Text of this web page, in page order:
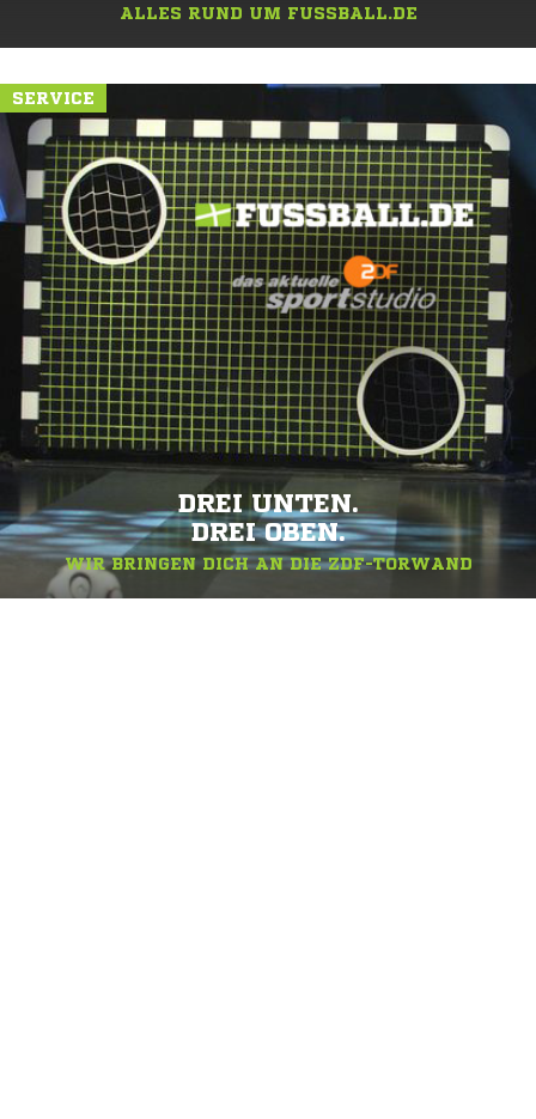
ALLES RUND UM FUSSBALL.DE
SERVICE
DREI UNTEN.
DREI OBEN.
WIR BRINGEN DICH AN DIE ZDF-TORWAND